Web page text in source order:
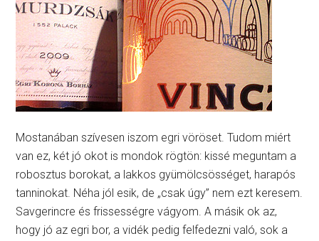
Mostanában szívesen iszom egri vöröset. Tudom miért
van ez, két jó okot is mondok rögtön: kissé meguntam a
robosztus borokat, a lakkos gyümölcsösséget, harapós
tanninokat. Néha jól esik, de „csak úgy” nem ezt keresem.
Savgerincre és frissességre vágyom. A másik ok az,
hogy jó az egri bor, a vidék pedig felfedezni való, sok a